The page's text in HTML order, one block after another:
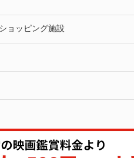
ショッピング施設